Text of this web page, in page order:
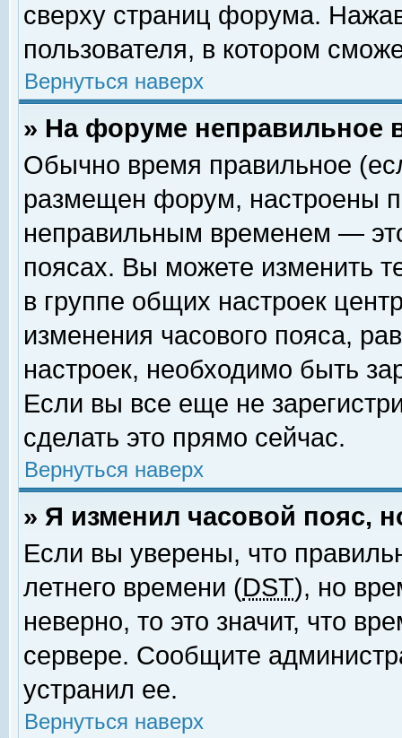
сверху страниц форума.
пользователя, в котором
Вернуться наверх
» На форуме неправильное
Обычно время правильное
размещен форум, настроены
неправильным временем —
поясах. Вы можете изменить
в группе общих настроек
изменения часового пояса,
настроек, необходимо быть
Если вы все еще не
сделать это прямо сейчас.
Вернуться наверх
» Я изменил часовой пояс,
Если вы уверены, что
летнего времени (DST), но
неверно, то это значит, что
сервере. Сообщите
устранил ее.
Вернуться наверх